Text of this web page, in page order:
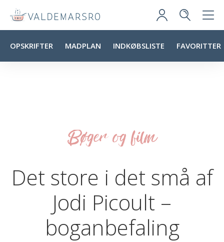
OPSKRIFTER MADPLAN INDKØBSLISTE FAVORITTER
Bøger og film
Det store i det små af
Jodi Picoult –
boganbefaling